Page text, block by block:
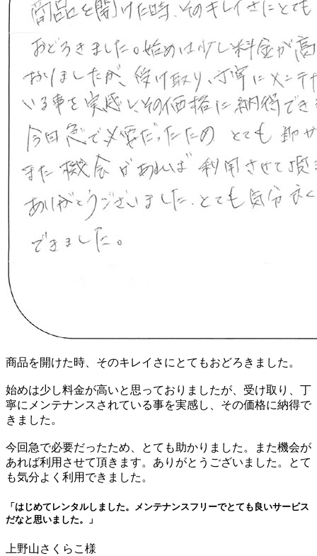
商品を開けた時、そのキレイさにとてもおどろきました。
始めは少し料金が高いと思っておりましたが、受け取り、丁
寧にメンテナンスされている事を実感し、その価格に納得で
きました。
今回急で必要だったため、とても助かりました。また機会が
あれば利用させて頂きます。ありがとうございました。とて
も気分よく利用できました。
「はじめてレンタルしました。メンテナンスフリーでとても良いサービス
だなと思いました。」
上野山さくらこ様